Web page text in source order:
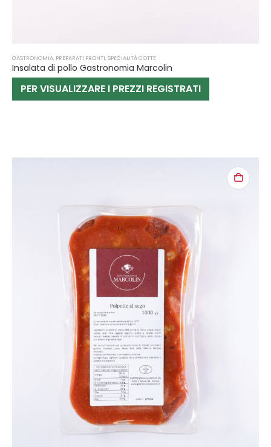
GASTRONOMIA, PREPARATI PRONTI, SPECIALITÀ COTTE
Insalata di pollo Gastronomia Marcolin
PER VISUALIZZARE I PREZZI REGISTRATI